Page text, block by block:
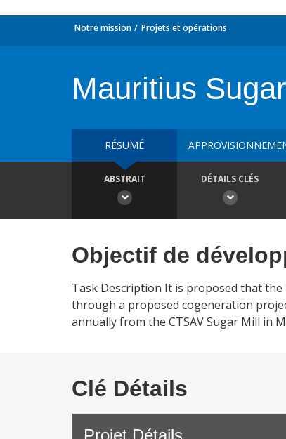
Notre mission Projets et opérations
Mauritius
RÉSUMÉ
ABSTRAIT DÉTAILS CLÉS
Objectif de
Task Description It is proposed that the
through a proposed cogeneration
annually from the CTSAV Sugar Mill in
Clé Détails
Projet Détails